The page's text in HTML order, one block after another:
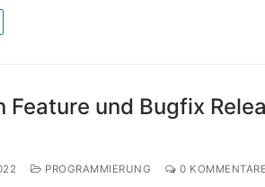
Feature und Bugfix
PROGRAMMIERUNG 0